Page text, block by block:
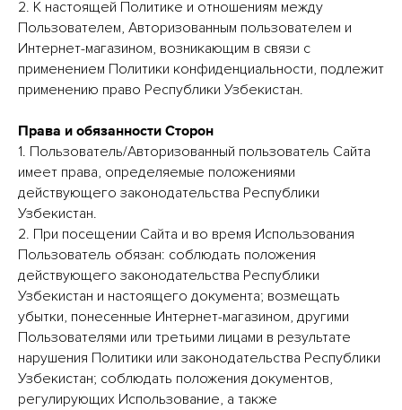
2. К настоящей Политике и отношениям между
Пользователем, Авторизованным пользователем и
Интернет-магазином, возникающим в связи с
применением Политики конфиденциальности, подлежит
применению право Республики Узбекистан.
Права и обязанности Сторон
1. Пользователь/Авторизованный пользователь Сайта
имеет права, определяемые положениями
действующего законодательства Республики
Узбекистан.
2. При посещении Сайта и во время Использования
Пользователь обязан: соблюдать положения
действующего законодательства Республики
Узбекистан и настоящего документа; возмещать
убытки, понесенные Интернет-магазином, другими
Пользователями или третьими лицами в результате
нарушения Политики или законодательства Республики
Узбекистан; соблюдать положения документов,
регулирующих Использование, а также